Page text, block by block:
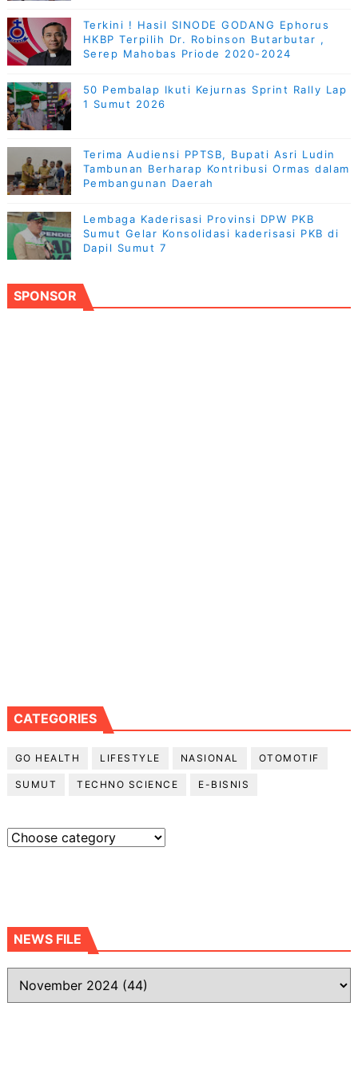
Terkini ! Hasil SINODE GODANG Ephorus
HKBP Terpilih Dr. Robinson Butarbutar ,
Serep Mahobas Priode 2020-2024
50 Pembalap Ikuti Kejurnas Sprint Rally Lap
1 Sumut 2026
Terima Audiensi PPTSB, Bupati Asri Ludin
Tambunan Berharap Kontribusi Ormas dalam
Pembangunan Daerah
Lembaga Kaderisasi Provinsi DPW PKB
Sumut Gelar Konsolidasi kaderisasi PKB di
Dapil Sumut 7
SPONSOR
CATEGORIES
GO HEALTH LIFESTYLE NASIONAL OTOMOTIF
SUMUT TECHNO SCIENCE E-BISNIS
NEWS FILE